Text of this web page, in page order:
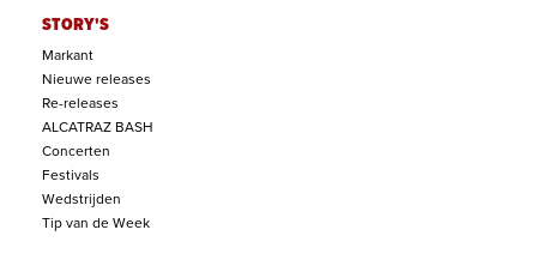
STORY'S
Markant
Nieuwe releases
Re-releases
ALCATRAZ BASH
Concerten
Festivals
Wedstrijden
Tip van de Week